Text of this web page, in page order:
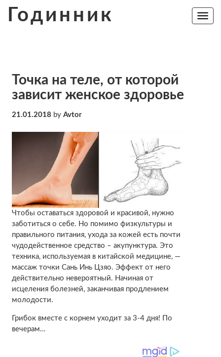
Годинник
Toggle
Точка на теле, от которой
зависит женское здоровье
21.01.2018 by Avtor
Чтобы оставаться здоровой и красивой, нужно
заботиться о себе. Но помимо физкультуры и
правильного питания, ухода за кожей есть почти
чудодейственное средство – акупунктура. Это
техника, используемая в китайской медицине, —
массаж точки Сань Инь Цзяо. Эффект от него
действительно невероятный. Начиная от
исцеления болезней, заканчивая продлением
молодости.
Грибок вместе с корнем уходит за 3-4 дня! По
вечерам…